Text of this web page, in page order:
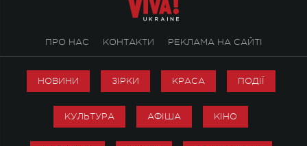
ПРО НАС КОНТАКТИ РЕКЛАМА НА САЙТІ
НОВИНИ ЗІРКИ КРАСА ПОДІЇ
КУЛЬТУРА АФІША КІНО